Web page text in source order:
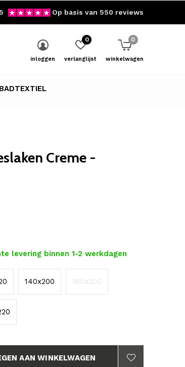
BADTEXTIEL
inloggen verlanglijst
0
winkelwagen
0
Op basis van 550 reviews
Creme -
levering binnen 1-2 werkdagen
140x200 160x200
AAN WINKELWAGEN